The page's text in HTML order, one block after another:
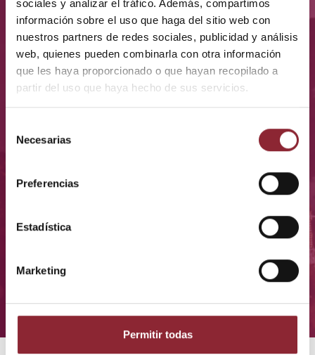
sociales y analizar el tráfico. Además, compartimos
información sobre el uso que haga del sitio web con
nuestros partners de redes sociales, publicidad y análisis
web, quienes pueden combinarla con otra información
que les haya proporcionado o que hayan recopilado a
partir del uso que haya hecho de sus servicios.
Necesarias
Preferencias
Estadística
Marketing
Permitir todas
TEMPLOS, MONTAÑAS Y COMUNIDADES
LOCALES
Encuentros con
Trekking de alta
montaña con guías
población local